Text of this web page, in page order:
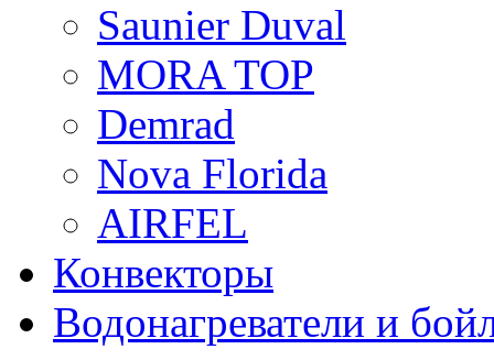
Saunier Duval
MORA TOP
Demrad
Nova Florida
AIRFEL
Конвекторы
Водонагреватели и